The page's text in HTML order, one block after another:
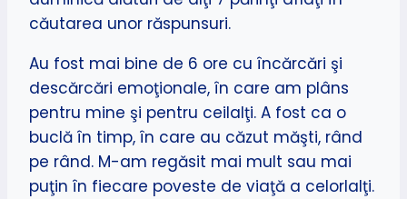
căutarea unor răspunsuri.
Au fost mai bine de 6 ore cu încărcări şi
descărcări emoţionale, în care am plâns
pentru mine şi pentru ceilalţi. A fost ca o
buclă în timp, în care au căzut măşti, rând
pe rând. M-am regăsit mai mult sau mai
puţin în fiecare poveste de viaţă a celorlalţi.